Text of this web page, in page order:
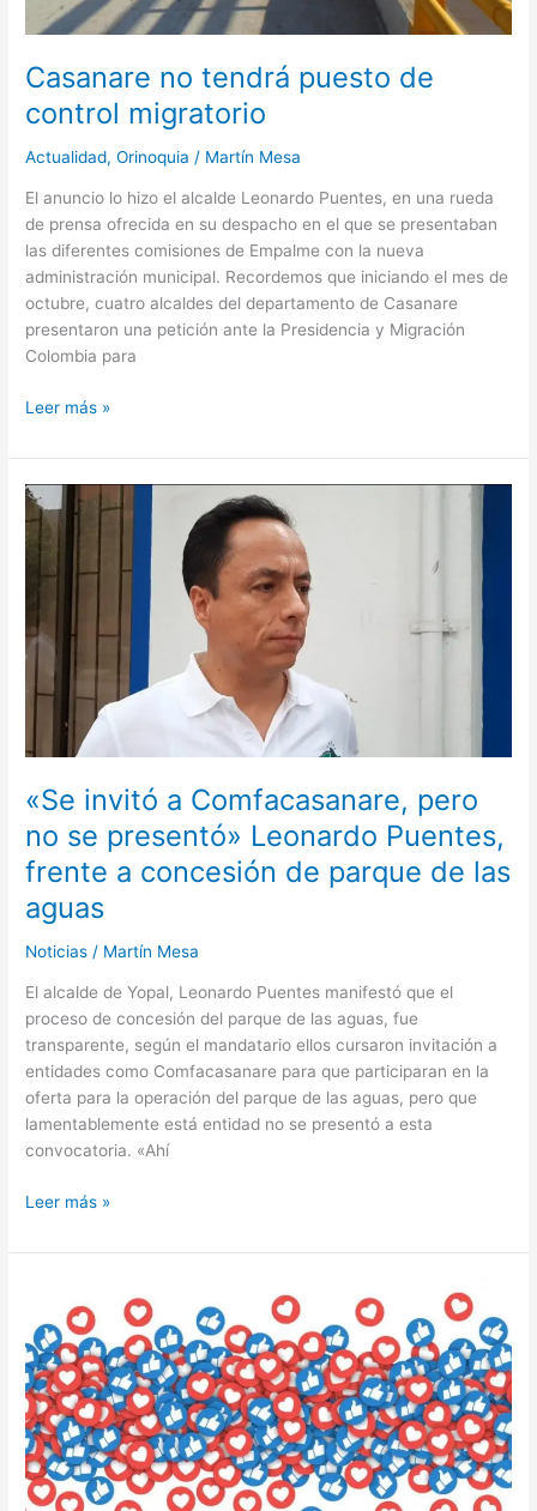
Casanare no tendrá puesto de
control migratorio
Actualidad,Orinoquia / Martín Mesa
El anuncio lo hizo el alcalde Leonardo Puentes, en una rueda
de prensa ofrecida en su despacho en el que se presentaban
las diferentes comisiones de Empalme con la nueva
administración municipal. Recordemos que iniciando el mes de
octubre, cuatro alcaldes del departamento de Casanare
presentaron una petición ante la Presidencia y Migración
Colombia para
Leer más »
«Se invitó a Comfacasanare, pero
no se presentó» Leonardo Puentes,
frente a concesión de parque de las
aguas
Noticias / Martín Mesa
El alcalde de Yopal, Leonardo Puentes manifestó que el
proceso de concesión del parque de las aguas, fue
transparente, según el mandatario ellos cursaron invitación a
entidades como Comfacasanare para que participaran en la
oferta para la operación del parque de las aguas, pero que
lamentablemente está entidad no se presentó a esta
convocatoria. «Ahí
«Se
invitó
Comfacasanare,
no
se
presentó»
Puentes,
frente
concesión
de
parque
las
aguas
Leer más »
la
publicidad
política
¿Qué?